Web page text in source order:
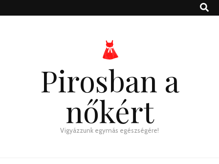
Pirosban a
nőkért
Vigyázzunk egymás egészségére!